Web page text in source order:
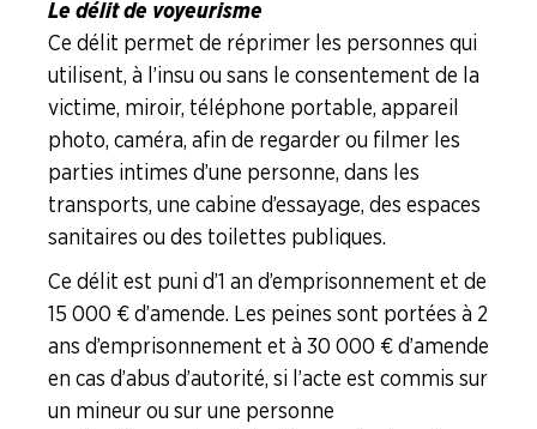
Le délit de voyeurisme
Ce délit permet de réprimer les personnes qui
utilisent, à l’insu ou sans le consentement de la
victime, miroir, téléphone portable, appareil
photo, caméra, afin de regarder ou filmer les
parties intimes d’une personne, dans les
transports, une cabine d’essayage, des espaces
sanitaires ou des toilettes publiques.
Ce délit est puni d’1 an d’emprisonnement et de
15 000 € d’amende. Les peines sont portées à 2
ans d’emprisonnement et à 30 000 € d’amende
en cas d’abus d’autorité, si l’acte est commis sur
un mineur ou sur une personne